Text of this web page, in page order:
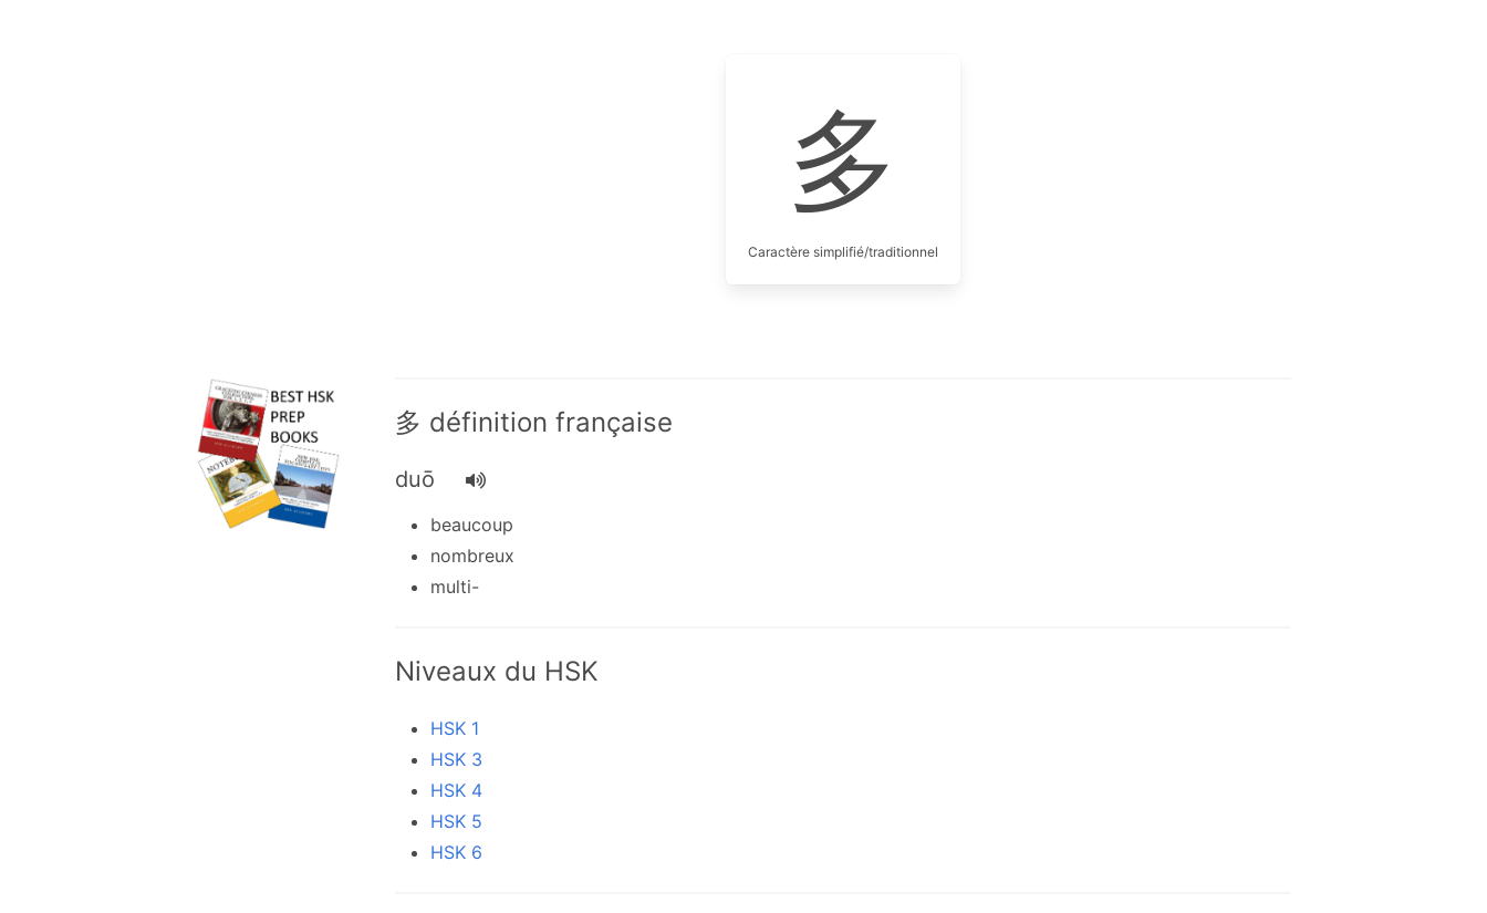
多
Caractère simplifié/traditionnel
多 définition française
duō
beaucoup
nombreux
multi-
Niveaux du HSK
HSK 1
HSK 3
HSK 4
HSK 5
HSK 6